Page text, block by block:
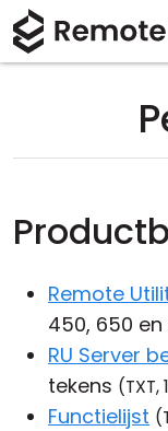
Remote
450, 650
RU Server
tekens (TXT,
Functielijst
Versie-
Verbinding
Onbeheerd
Productie en
Onderwijs en
iOS/Android
Licentie
Documentatie